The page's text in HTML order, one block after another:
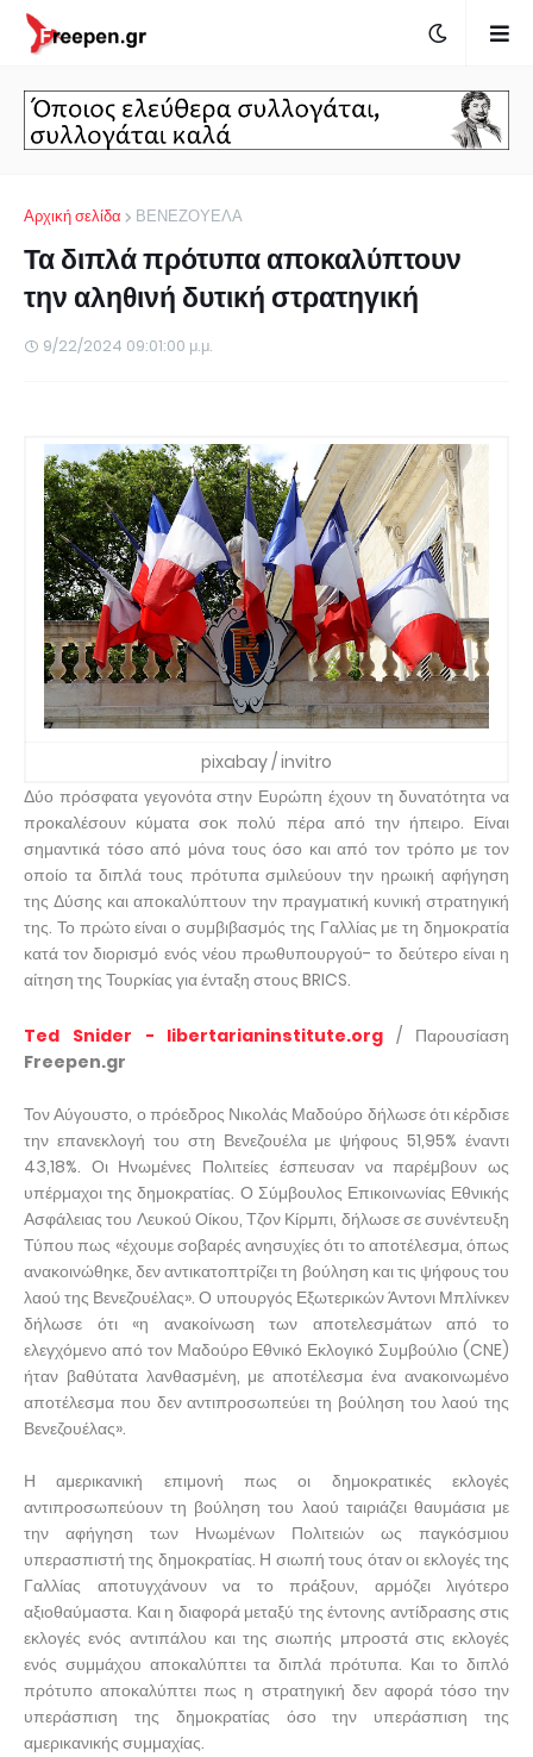
Αρχική σελίδα ΒΕΝΕΖΟΥΕΛΑ
Τα διπλά πρότυπα αποκαλύπτουν
την αληθινή δυτική στρατηγική
9/22/2024 09:01:00 μ.μ.
pixabay / invitro
Δύο πρόσφατα γεγονότα στην Ευρώπη έχουν τη δυνατότητα να
προκαλέσουν κύματα σοκ πολύ πέρα από την ήπειρο. Είναι
σημαντικά τόσο από μόνα τους όσο και από τον τρόπο με τον
οποίο τα διπλά τους πρότυπα σμιλεύουν την ηρωική αφήγηση
της Δύσης και αποκαλύπτουν την πραγματική κυνική στρατηγική
της. Το πρώτο είναι ο συμβιβασμός της Γαλλίας με τη δημοκρατία
κατά τον διορισμό ενός νέου πρωθυπουργού- το δεύτερο είναι η
αίτηση της Τουρκίας για ένταξη στους BRICS.
Ted Snider - libertarianinstitute.org / Παρουσίαση
Freepen.gr
Τον Αύγουστο, ο πρόεδρος Νικολάς Μαδούρο δήλωσε ότι κέρδισε
την επανεκλογή του στη Βενεζουέλα με ψήφους 51,95% έναντι
43,18%. Οι Ηνωμένες Πολιτείες έσπευσαν να παρέμβουν ως
υπέρμαχοι της δημοκρατίας. Ο Σύμβουλος Επικοινωνίας Εθνικής
Ασφάλειας του Λευκού Οίκου, Τζον Κίρμπι, δήλωσε σε συνέντευξη
Τύπου πως «έχουμε σοβαρές ανησυχίες ότι το αποτέλεσμα, όπως
ανακοινώθηκε, δεν αντικατοπτρίζει τη βούληση και τις ψήφους του
λαού της Βενεζουέλας». Ο υπουργός Εξωτερικών Άντονι Μπλίνκεν
δήλωσε ότι «η ανακοίνωση των αποτελεσμάτων από το
ελεγχόμενο από τον Μαδούρο Εθνικό Εκλογικό Συμβούλιο (CNE)
ήταν βαθύτατα λανθασμένη, με αποτέλεσμα ένα ανακοινωμένο
αποτέλεσμα που δεν αντιπροσωπεύει τη βούληση του λαού της
Βενεζουέλας».
Η αμερικανική επιμονή πως οι δημοκρατικές εκλογές
αντιπροσωπεύουν τη βούληση του λαού ταιριάζει θαυμάσια με
την αφήγηση των Ηνωμένων Πολιτειών ως παγκόσμιου
υπερασπιστή της δημοκρατίας. Η σιωπή τους όταν οι εκλογές της
Γαλλίας αποτυγχάνουν να το πράξουν, αρμόζει λιγότερο
αξιοθαύμαστα. Και η διαφορά μεταξύ της έντονης αντίδρασης στις
εκλογές ενός αντιπάλου και της σιωπής μπροστά στις εκλογές
ενός συμμάχου αποκαλύπτει τα διπλά πρότυπα. Και το διπλό
πρότυπο αποκαλύπτει πως η στρατηγική δεν αφορά τόσο την
υπεράσπιση της δημοκρατίας όσο την υπεράσπιση της
αμερικανικής συμμαχίας.